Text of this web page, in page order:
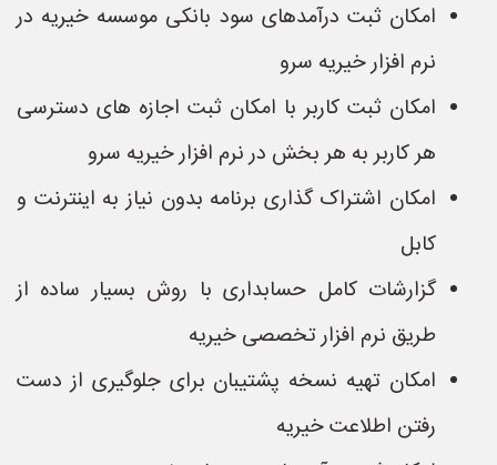
امکان ثبت درآمدهای سود بانکی موسسه خیریه در
نرم افزار خیریه سرو
امکان ثبت کاربر با امکان ثبت اجازه های دسترسی
هر کاربر به هر بخش در نرم افزار خیریه سرو
امکان اشتراک گذاری برنامه بدون نیاز به اینترنت و
کابل
گزارشات کامل حسابداری با روش بسیار ساده از
طریق نرم افزار تخصصی خیریه
امکان تهیه نسخه پشتیبان برای جلوگیری از دست
رفتن اطلاعت خیریه